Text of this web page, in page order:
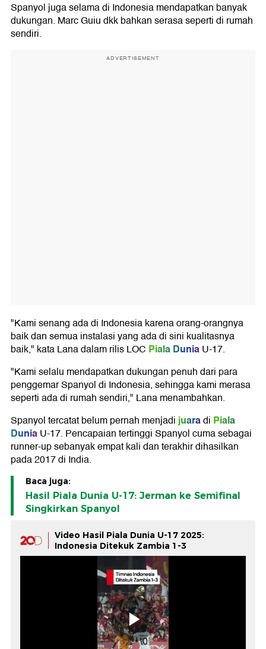
Spanyol juga selama di Indonesia mendapatkan banyak
dukungan. Marc Guiu dkk bahkan serasa seperti di rumah
sendiri.
ADVERTISEMENT
"Kami senang ada di Indonesia karena orang-orangnya
baik dan semua instalasi yang ada di sini kualitasnya
baik," kata Lana dalam rilis LOC Piala DuniaU-17.
"Kami selalu mendapatkan dukungan penuh dari para
penggemar Spanyol di Indonesia, sehingga kami merasa
seperti ada di rumah sendiri," Lana menambahkan.
Spanyol tercatat belum pernah menjadijuaradi Piala
DuniaU-17. Pencapaian tertinggi Spanyol cuma sebagai
runner-up sebanyak empat kali dan terakhir dihasilkan
pada 2017 di India.
Baca juga:
Hasil Piala Dunia U-17: Jerman ke Semifinal
Singkirkan Spanyol
Video Hasil Piala Dunia U-17 2025:
Indonesia Ditekuk Zambia 1-3